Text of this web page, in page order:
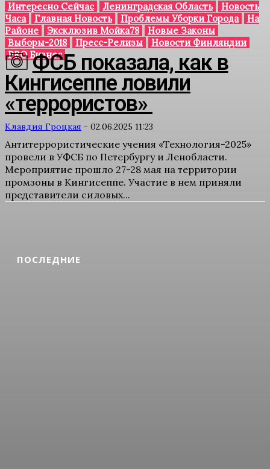
ПОСЛЕДНИЕ
Интересно Сейчас Ленинградская Область
Новость
Часа
Главная Новость Проблемы Уборки Города
На
Районе
Эксклюзив Мойка78
Новые Законы
Выборы-2018
Пресс-Релизы
Новости Финляндии
PRO Бизнес
ФСБ показала, как в
Кингисеппе ловили
«террористов»
Клавдия Гроцкая - 02.06.2025 11:23
Антитеррористические учения «Технология-2025»
провели в УФСБ по Петербургу и Ленобласти.
Мероприятие прошло 27-28 мая на территории
промзоны в Кингисеппе. Участие в нем приняли
представители силовых...